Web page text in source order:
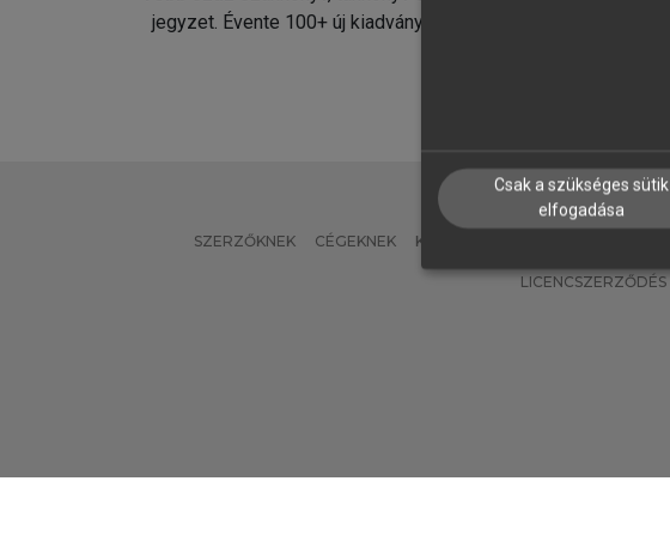
jegyzet. Évente 100+ új kiadvány.
SZERZŐKNEK CÉGEKNEK KÖNYVTÁROSOKNAK
LICENCSZERZŐDÉS
Csak a szükséges sütik
elfogadása